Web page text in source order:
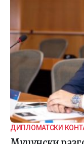
ДИПЛОМАТСКИ